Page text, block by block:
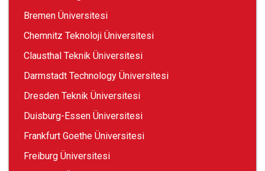
Bremen Üniversitesi
Chemnitz Teknoloji Üniversitesi
Clausthal Teknik Üniversitesi
Darmstadt Technology Üniversitesi
Dresden Teknik Üniversitesi
Duisburg-Essen Üniversitesi
Frankfurt Goethe Üniversitesi
Freiburg Üniversitesi